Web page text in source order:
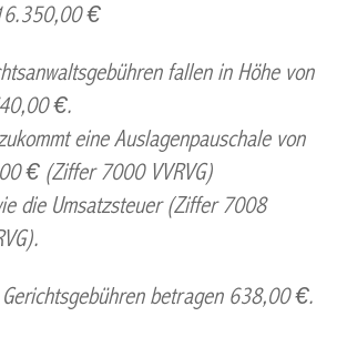
€
fallen in Höhe von
€.
eine Auslagenpauschale von
€ (Ziffer 7000 VVRVG)
die Umsatzsteuer (Ziffer 7008
betragen 638,00 €.